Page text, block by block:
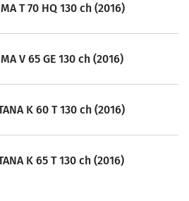
T 70 HQ 130 ch (2016)
V 65 GE 130 ch (2016)
K 60 T 130 ch (2016)
K 65 T 130 ch (2016)